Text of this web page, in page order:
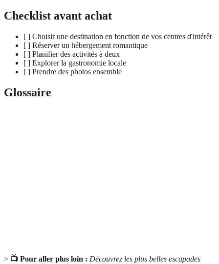
Checklist avant achat
[ ] Choisir une destination en fonction de vos centres d'intérêt
[ ] Réserver un hébergement romantique
[ ] Planifier des activités à deux
[ ] Explorer la gastronomie locale
[ ] Prendre des photos ensemble
Glossaire
> 📺 Pour aller plus loin : Découvrez les plus belles escapades